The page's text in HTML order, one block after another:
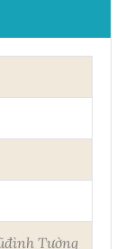
Tường